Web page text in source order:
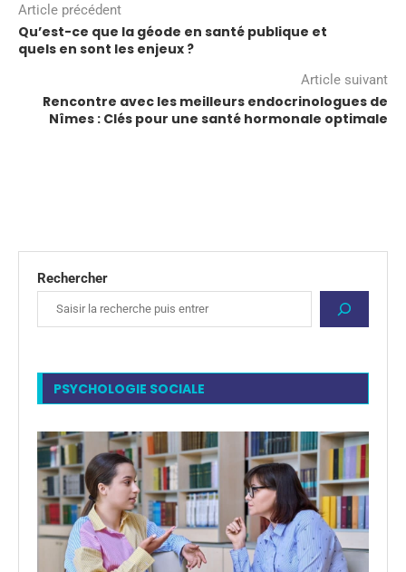
Article précédent
Qu’est-ce que la géode en santé publique et
quels en sont les enjeux ?
Article suivant
Rencontre avec les meilleurs endocrinologues de
Nîmes : Clés pour une santé hormonale optimale
Rechercher
PSYCHOLOGIE SOCIALE